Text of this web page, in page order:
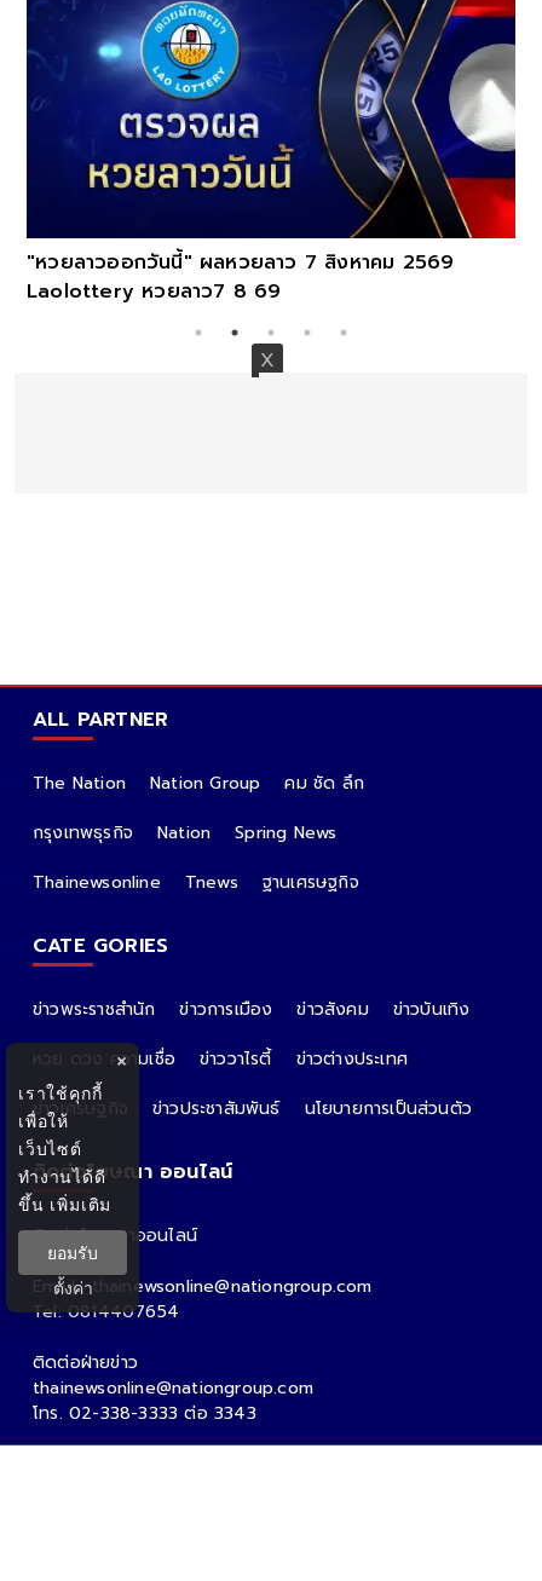
"หวยลาวออกวันนี้" ผลหวยลาว 7 สิงหาคม 2569
Laolottery หวยลาว7 8 69
ALL PARTNER
The Nation Nation Group
คม ชัด ลึก
กรุงเทพธุรกิจ
Nation
Spring News
Thainewsonline
Tnews ฐานเศรษฐกิจ
CATE GORIES
ข่าวพระราชสำนัก ข่าวการเมือง ข่าวสังคม
ข่าวบันเทิง
หวย ดวง ความเชื่อ
ข่าววาไรตี้
ข่าวต่างประเทศ
ข่าวเศรษฐกิจ
ข่าวประชาสัมพันธ์ นโยบายการเป็นส่วนตัว
ติดต่อโฆษณา ออนไลน์
ติดต่อโฆษณาออนไลน์
คุณอ้อ
Email : thainewsonline@nationgroup.com
Tel: 0814407654
ติดต่อฝ่ายข่าว
thainewsonline@nationgroup.com
โทร. 02-338-3333 ต่อ 3343
×
เราใช้คุกกี้
เพื่อให้
เว็บไซต์
ทำงานได้ดี
ขึ้น เพิ่มเติม
ยอมรับ
ตั้งค่า